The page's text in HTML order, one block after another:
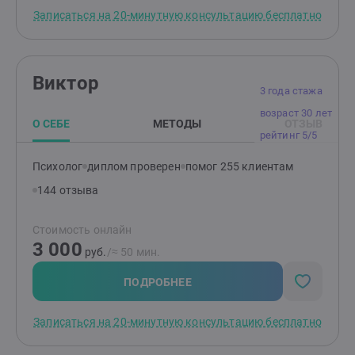
подавленные чувства и найти выход.
Записаться на 20-минутную консультацию бесплатно
3 года стажа
возраст 30 лет
рейтинг 5/5
Виктор
О СЕБЕ МЕТОДЫ
Психолог диплом проверен помог 255 клиентам
144 отзыва
Стоимость онлайн
3 000 руб. /≈ 50 мин.
ПОДРОБНЕЕ
Записаться на 20-минутную консультацию бесплатно